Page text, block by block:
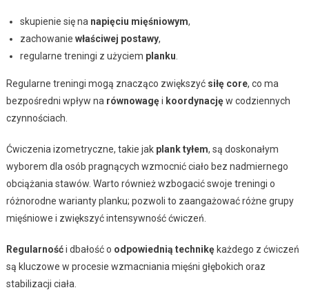
skupienie się na napięciu mięśniowym,
zachowanie właściwej postawy,
regularne treningi z użyciem planku
Regularne treningi mogą znacząco zwiększyć siłę core, co ma
bezpośredni wpływ na równowagęi koordynacjęw codziennych
czynnościach.
Ćwiczenia izometryczne, takie jak plank tyłem, są doskonałym
wyborem dla osób pragnących wzmocnić ciało bez nadmiernego
obciążania stawów. Warto również wzbogacić swoje treningi o
różnorodne warianty planku; pozwoli to zaangażować różne grupy
mięśniowe i zwiększyć intensywność ćwiczeń.
Regularnośći dbałość o odpowiednią technikękażdego z ćwiczeń
są kluczowe w procesie wzmacniania mięśni głębokich oraz
stabilizacji ciała.